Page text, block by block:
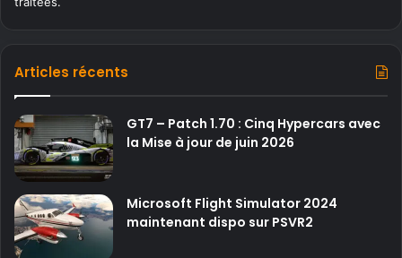
Articles récents
GT7 – Patch 1.70 : Cinq Hypercars avec
la Mise à jour de juin 2026
Microsoft Flight Simulator 2024
maintenant dispo sur PSVR2